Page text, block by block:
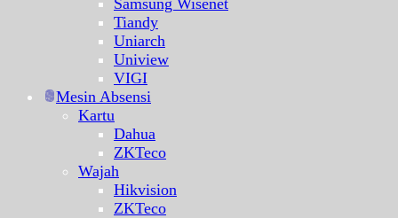
Samsung Wisenet
Tiandy
Uniarch
Uniview
VIGI
Mesin Absensi
Kartu
Dahua
ZKTeco
Wajah
Hikvision
ZKTeco